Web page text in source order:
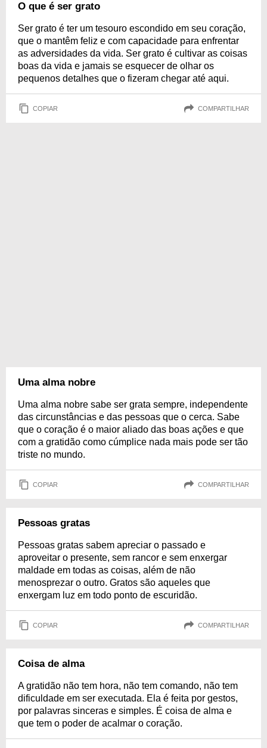
O que é ser grato
Ser grato é ter um tesouro escondido em seu coração,
que o mantêm feliz e com capacidade para enfrentar
as adversidades da vida. Ser grato é cultivar as coisas
boas da vida e jamais se esquecer de olhar os
pequenos detalhes que o fizeram chegar até aqui.
COPIAR COMPARTILHAR
Uma alma nobre
Uma alma nobre sabe ser grata sempre, independente
das circunstâncias e das pessoas que o cerca. Sabe
que o coração é o maior aliado das boas ações e que
com a gratidão como cúmplice nada mais pode ser tão
triste no mundo.
COPIAR COMPARTILHAR
Pessoas gratas
Pessoas gratas sabem apreciar o passado e
aproveitar o presente, sem rancor e sem enxergar
maldade em todas as coisas, além de não
menosprezar o outro. Gratos são aqueles que
enxergam luz em todo ponto de escuridão.
COPIAR COMPARTILHAR
Coisa de alma
A gratidão não tem hora, não tem comando, não tem
dificuldade em ser executada. Ela é feita por gestos,
por palavras sinceras e simples. É coisa de alma e
que tem o poder de acalmar o coração.